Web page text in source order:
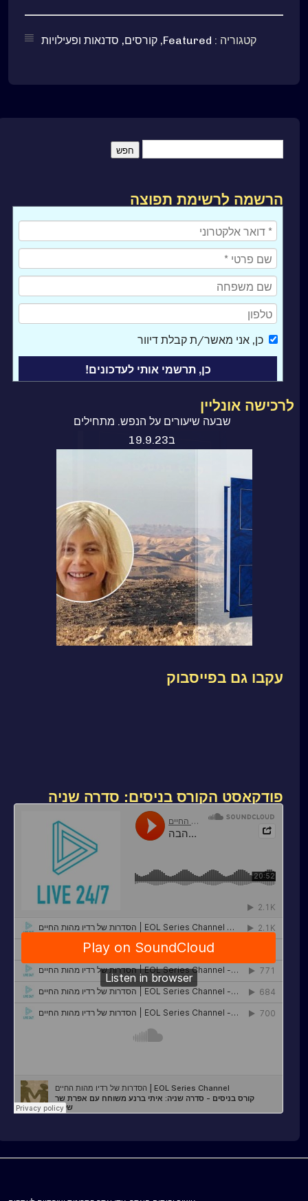
קטגוריה : Featured
, קורסים, סדנאות ופעילויות
הרשמה לרשימת תפוצה
כן, אני מאשר/ת קבלת דיוור
לרכישה אונליין
שבעה שיעורים על הנפש. מתחילים
ב19.9.23
ספר קורס בניסים
עקבו גם בפייסבוק
פודקאסט הקורס בניסים: סדרה שניה